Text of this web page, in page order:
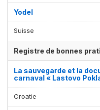
Yodel
Suisse
Registre de bonnes
La sauvegarde et la
carnaval « Lastovo
Croatie